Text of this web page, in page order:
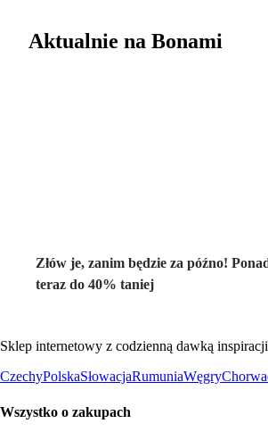
Aktualnie na Bonami
Złów je, zanim będzie za późno!
teraz do 40% taniej
Sklep internetowy z codzienną dawką
CzechyPolskaSłowacjaRumuniaWęgry
Wszystko o zakupach